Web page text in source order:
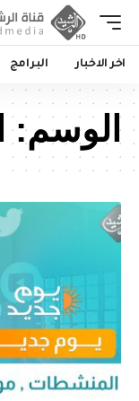
اخر الاخبار البرامج
الوسم: